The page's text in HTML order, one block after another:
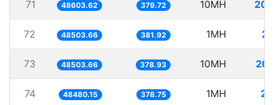
71 48603.62 379.72 10MH
72 48503.66 381.92 1MH
73 48503.66 378.93 10MH
74 48480.15 378.75 1MH